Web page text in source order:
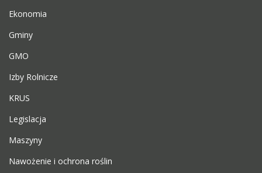
Ekonomia
Gminy
GMO
Izby Rolnicze
KRUS
Legislacja
Maszyny
Nawożenie i ochrona roślin